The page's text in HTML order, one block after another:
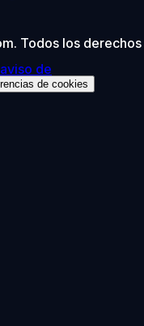
Todos los derechos
aviso de
de cookies